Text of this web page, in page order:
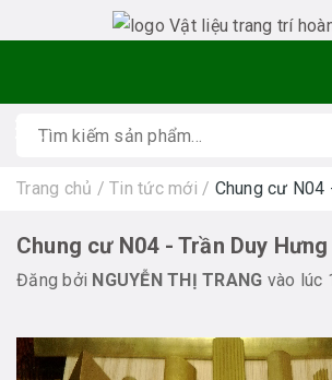
Trang chủ / Tin tức mới / Chung cư N04
Chung cư N04 - Trần Duy Hưng
Đăng bởi NGUYỄN THỊ TRANG vào lúc